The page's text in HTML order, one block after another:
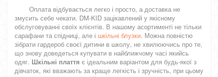
Оплата відбувається легко і просто, а доставка не
змусить себе чекати. DM-KID зацікавлений у якісному
обслуговуванні своїх клієнтів. В нашому асортименті не тільки
сарафани та спідниці, але і шкільні блузки. Можна повністю
зібрати гардероб своєї дитини в школу, не хвилюючись про те,
що знову доведеться купувати в найближчому часі якийсь
одяг. Шкільні плаття є ідеальним варіантом для будь-якої з
дівчаток, які вважають за краще легкість і зручність, при цьому